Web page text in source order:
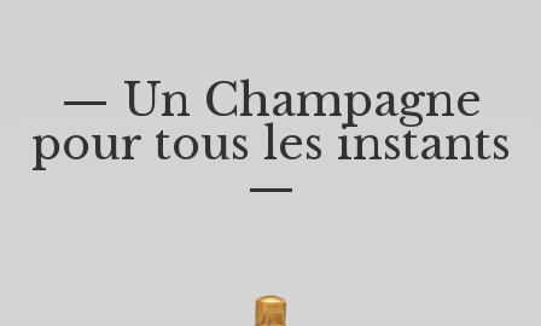
— Un Champagne
pour tous les instants
—